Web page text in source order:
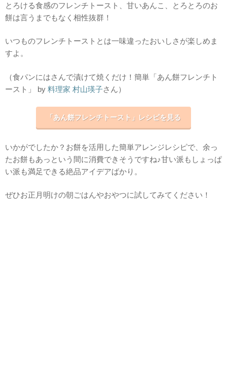
とろける食感のフレンチトースト、甘いあんこ、とろとろのお
餅は言うまでもなく相性抜群！
いつものフレンチトーストとは一味違ったおいしさが楽しめま
すよ。
（食パンにはさんで漬けて焼くだけ！簡単「あん餅フレンチト
ースト」 by 料理家 村山瑛子さん）
「あん餅フレンチトースト」レシピを見る
いかがでしたか？お餅を活用した簡単アレンジレシピで、余っ
たお餅もあっという間に消費できそうですね♪甘い派もしょっぱ
い派も満足できる絶品アイデアばかり。
ぜひお正月明けの朝ごはんやおやつに試してみてください！